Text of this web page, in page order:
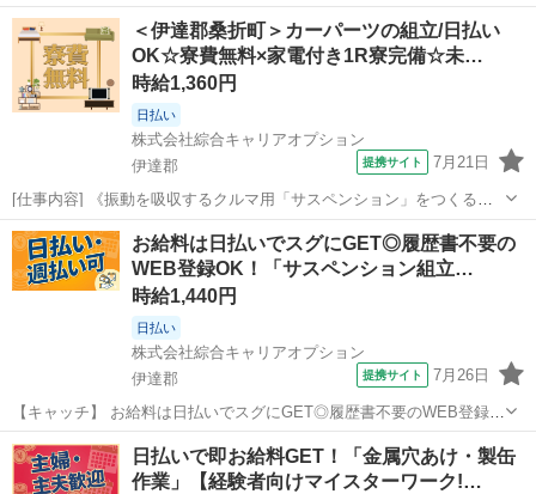
OK！】華やか環境☆女性も活躍中♪程よく残業で収入にプラス♪高時給
1041円！ 【コメント】 弊社なら事前の職場見学が多数！お仕事安心
スタート★★ 「派遣...
福島 伊達郡 仕分け
＜伊達郡桑折町＞カーパーツの組立/日払い
OK☆寮費無料×家電付き1R寮完備☆未…
時給1,360円
日払い
株式会社綜合キャリアオプション
伊達郡
提携サイト 7月21日
[仕事内容] 《振動を吸収するクルマ用「サスペンション」をつくるお
仕事》 メインの作業は… ・キカイに部品をセットしてポチッとボタン
押し ・メタル部品の組立・チェック ・完成品の箱詰め 製造業が未経
験からスタートしている方も...
福島 伊達郡 工場
お給料は日払いでスグにGET◎履歴書不要の
WEB登録OK！「サスペンション組立…
時給1,440円
日払い
株式会社綜合キャリアオプション
伊達郡
提携サイト 7月26日
【キャッチ】 お給料は日払いでスグにGET◎履歴書不要のWEB登録
OK！「サスペンション組立」高時給1440円！伊達周辺！20代～40代
のスタッフが多数活躍中★ 【コメント】 製造のお仕事をお探しの方必
見！ 「経験ないけ...
福島 伊達郡 工場
日払いで即お給料GET！「金属穴あけ・製缶
作業」【経験者向けマイスターワーク!…